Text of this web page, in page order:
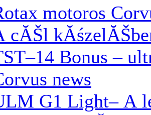
motoros
cĂŠl
Bonus –
news
G1 Light– A